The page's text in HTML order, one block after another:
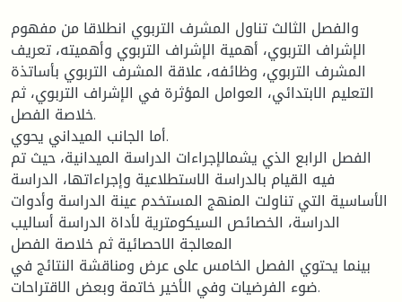
والفصل الثالث تناول المشرف التربوي انطلاقا من مفهوم
الإشراف التربوي، أهمية الإشراف التربوي وأهميته، تعريف
المشرف التربوي، وظائفه، علاقة المشرف التربوي بأساتذة
التعليم الابتدائي، العوامل المؤثرة في الإشراف التربوي، ثم
خلاصة الفصل.
أما الجانب الميداني يحوي.
الفصل الرابع الذي يشمالإجراءات الدراسة الميدانية، حيث تم
فيه القيام بالدراسة الاستطلاعية وإجراءاتها، الدراسة
الأساسية التي تناولت المنهج المستخدم عينة الدراسة وأدوات
الدراسة، الخصائص السيكومترية لأداة الدراسة أساليب
المعالجة الاحصائية ثم خلاصة الفصل
بينما يحتوي الفصل الخامس على عرض ومناقشة النتائج في
ضوء الفرضيات وفي الأخير خاتمة وبعض الاقتراحات.